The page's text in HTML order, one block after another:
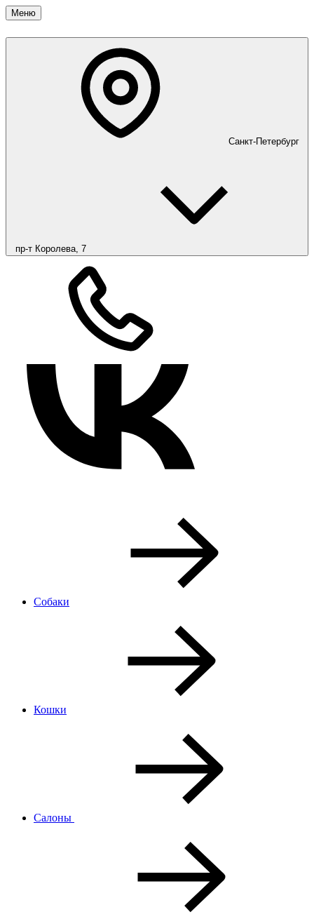
Меню
Санкт-Петербург
пр-т Королева, 7
Собаки
Кошки
Салоны